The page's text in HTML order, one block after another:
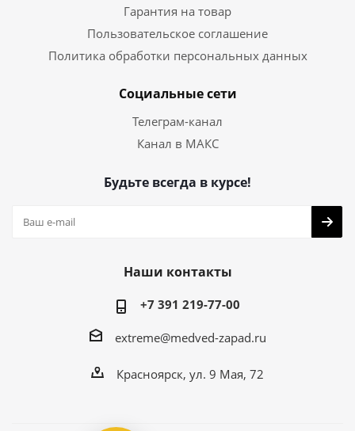
Гарантия на товар
Пользовательское соглашение
Политика обработки персональных данных
Социальные сети
Телеграм-канал
Канал в МАКС
Будьте всегда в курсе!
Наши контакты
+7 391 219-77-00
extreme@medved-zapad.ru
Красноярск, ул. 9 Мая, 72